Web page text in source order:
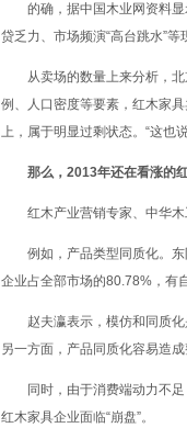
的确，据中国木业网资料
贷乏力、市场频演“高台跳水”等
从卖场的数量上来分析，
例、人口密度等要素，红木家
上，属于明显过剩状态。“这也
那么，2013年还在看涨的
红木产业营销专家、中华
例如，产品类型同质化。
企业占全部市场的80.78%，有
赵夫瀛表示，模仿和同质
另一方面，产品同质化容易造成
同时，由于消费端动力不
红木家具企业面临“崩盘”。